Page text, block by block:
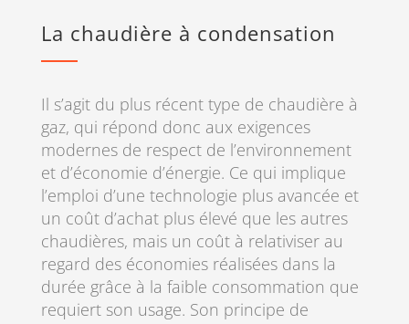
La chaudière à condensation
Il s’agit du plus récent type de chaudière à
gaz, qui répond donc aux exigences
modernes de respect de l’environnement
et d’économie d’énergie. Ce qui implique
l’emploi d’une technologie plus avancée et
un coût d’achat plus élevé que les autres
chaudières, mais un coût à relativiser au
regard des économies réalisées dans la
durée grâce à la faible consommation que
requiert son usage. Son principe de